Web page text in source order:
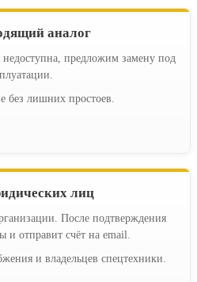
аналог
предложим замену под
без лишних простоев.
лиц
После подтверждения
и отправит счёт на email.
и владельцев спецтехники.